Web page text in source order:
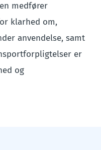
medfører
klarhed om,
anvendelse, samt
er
og